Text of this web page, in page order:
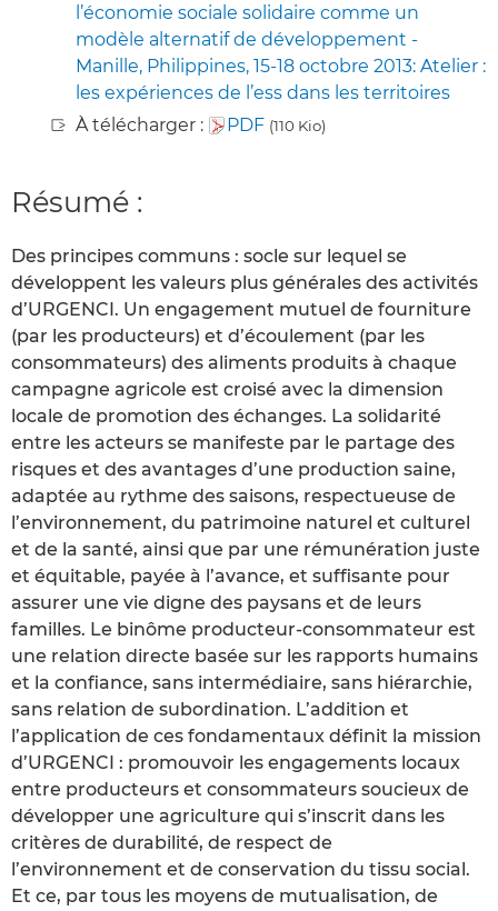
l’économie sociale solidaire comme un
modèle alternatif de développement -
Manille, Philippines, 15-18 octobre 2013: Atelier :
les expériences de l’ess dans les territoires
À télécharger :
PDF (110 Kio)
Résumé :
Des principes communs : socle sur lequel se
développent les valeurs plus générales des activités
d’URGENCI. Un engagement mutuel de fourniture
(par les producteurs) et d’écoulement (par les
consommateurs) des aliments produits à chaque
campagne agricole est croisé avec la dimension
locale de promotion des échanges. La solidarité
entre les acteurs se manifeste par le partage des
risques et des avantages d’une production saine,
adaptée au rythme des saisons, respectueuse de
l’environnement, du patrimoine naturel et culturel
et de la santé, ainsi que par une rémunération juste
et équitable, payée à l’avance, et suffisante pour
assurer une vie digne des paysans et de leurs
familles. Le binôme producteur-consommateur est
une relation directe basée sur les rapports humains
et la confiance, sans intermédiaire, sans hiérarchie,
sans relation de subordination. L’addition et
l’application de ces fondamentaux définit la mission
d’URGENCI : promouvoir les engagements locaux
entre producteurs et consommateurs soucieux de
développer une agriculture qui s’inscrit dans les
critères de durabilité, de respect de
l’environnement et de conservation du tissu social.
Et ce, par tous les moyens de mutualisation, de